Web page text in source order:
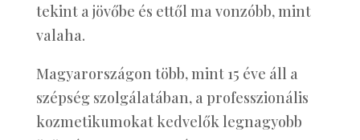
tekint a jövőbe és ettől ma vonzóbb, mint
valaha.
Magyarországon több, mint 15 éve áll a
szépség szolgálatában, a professzionális
kozmetikumokat kedvelők legnagyobb